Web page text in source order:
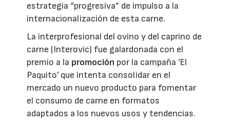
estrategia “progresiva” de impulso a la
internacionalización de esta carne.
La interprofesional del ovino y del caprino de
carne (Interovic) fue galardonada con el
premio a la promoción por la campaña 'El
Paquito' que intenta consolidar en el
mercado un nuevo producto para fomentar
el consumo de carne en formatos
adaptados a los nuevos usos y tendencias.